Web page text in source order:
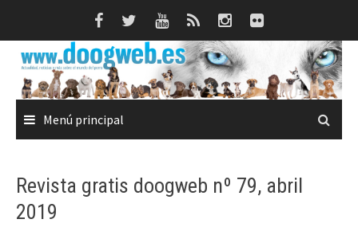
Menú principal
Revista gratis doogweb nº 79, abril
2019